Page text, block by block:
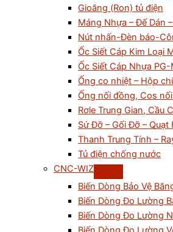
Gioăng (Ron) tủ điện
Máng Nhựa – Đế Dán
Nút nhấn-Đèn báo-
Ốc Siết Cáp Kim Loại
Ốc Siết Cáp Nhựa PG-
Ống co nhiệt – Hộp
Ống nối đồng, Cos
Rơle Trung Gian, Cầu
Sứ Đỡ – Gối Đỡ – Quạt
Thanh Trung Tính –
Tủ điện chống nước
CNC-WIZ
Biến Dòng Bảo Vệ
Biến Dòng Đo Lường
Biến Dòng Đo Lường